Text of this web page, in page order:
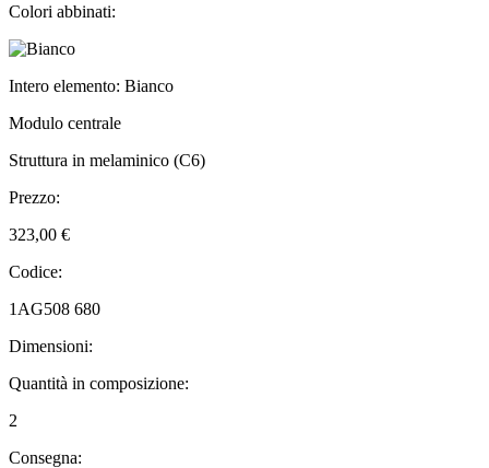
Colori abbinati:
Intero elemento: Bianco
Modulo centrale
Struttura in melaminico (C6)
Prezzo:
323,00 €
Codice:
1AG508 680
Dimensioni:
Quantità in composizione:
2
Consegna: